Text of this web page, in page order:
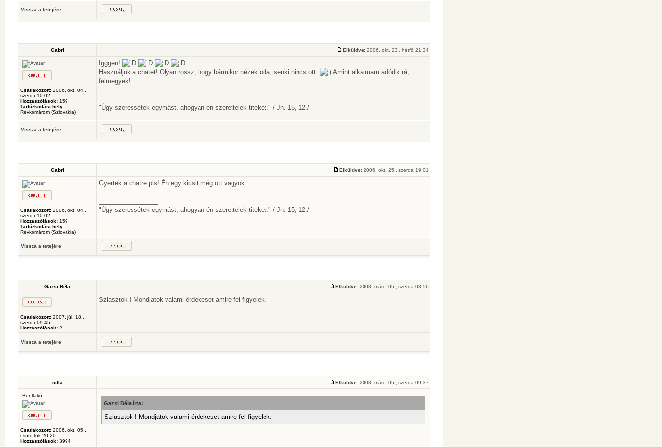
Vissza a tetejére
Gabri Elküldve: 2006. okt. 23., hétfő 21:34
Csatlakozott: 2006. okt. 04.,
szerda 10:02
Hozzászólások: 159
Tartózkodási hely:
Révkomárom (Szlovákia)
Igggen!
Használjuk a chatet! Olyan rossz, hogy bármikor nézek oda, senki nincs ott.
Amint alkalmam adódik rá,
felmegyek!
"Úgy szeressétek egymást, ahogyan én szerettelek titeket." / Jn. 15, 12./
Vissza a tetejére
Gabri Elküldve: 2006. okt. 25., szerda 19:01
Csatlakozott: 2006. okt. 04.,
szerda 10:02
Hozzászólások: 159
Tartózkodási hely:
Révkomárom (Szlovákia)
Gyertek a chatre pls! Én egy kicsit még ott vagyok.
"Úgy szeressétek egymást, ahogyan én szerettelek titeket." / Jn. 15, 12./
Vissza a tetejére
Gazsi Béla Elküldve: 2008. márc. 05., szerda 08:56
Csatlakozott: 2007. júl. 18.,
szerda 09:45
Hozzászólások: 2
Sziasztok ! Mondjatok valami érdekeset amire fel figyelek.
Vissza a tetejére
cilla Elküldve: 2008. márc. 05., szerda 09:37
Bentlakó
Csatlakozott: 2006. okt. 05.,
csütörtök 20:20
Hozzászólások: 3994
Gazsi Béla írta:
Sziasztok ! Mondjatok valami érdekeset amire fel figyelek.